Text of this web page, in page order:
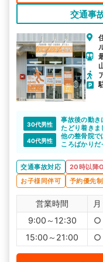
交通事
30代男性
事故後の動き
たどり着きま
一人で悩むよ
が、大正解
えて満足して
40代男性
他の整骨院で
ころばかりだ
施術からスト
しっかりし
交通事故対応 20時以降
お子様同伴可
予約優先制
営業時間 月
9:00～12:30
○
15:00～21:00
○